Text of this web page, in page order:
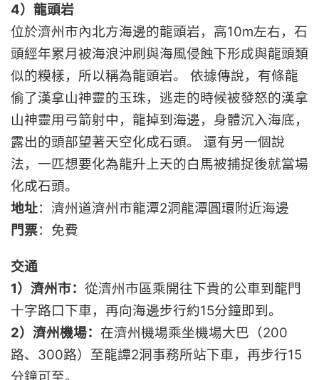
4）龍頭岩
位於濟州市內北方海邊的龍頭岩，高10m左右，石
頭經年累月被海浪沖刷與海風侵蝕下形成與龍頭類
似的糢樣，所以稱為龍頭岩。 依據傳說，有條龍
偷了漢拿山神靈的玉珠，逃走的時候被發怒的漢拿
山神靈用弓箭射中，龍掉到海邊，身體沉入海底，
露出的頭部望著天空化成石頭。 還有另一個說
法，一匹想要化為龍升上天的白馬被捕捉後就當場
化成石頭。
地址：濟州道濟州市龍潭2洞龍潭圓環附近海邊
門票：免費
交通
1）濟州市： 從濟州市區乘開往下貴的公車到龍門
十字路口下車，再向海邊步行約15分鐘即到。
2）濟州機場： 在濟州機場乘坐機場大巴（200
路、300路）至龍譚2洞事務所站下車，再步行15
分鐘可至。